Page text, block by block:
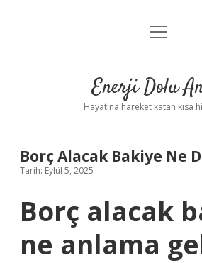
Anasayfa
Yasal Uyarı
menüyü
Enerji Dolu
Hayatına hareket katan kısa
Borç Alacak Bakiye Ne
Tarih: Eylül 5, 2025
Borç alacak
ne anlama